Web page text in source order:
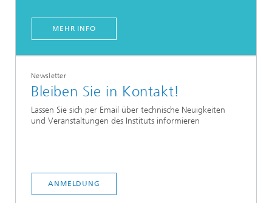
MEHR INFO
Newsletter
Bleiben Sie in Kontakt!
Lassen Sie sich per Email über technische Neuigkeiten
und Veranstaltungen des Instituts informieren
ANMELDUNG